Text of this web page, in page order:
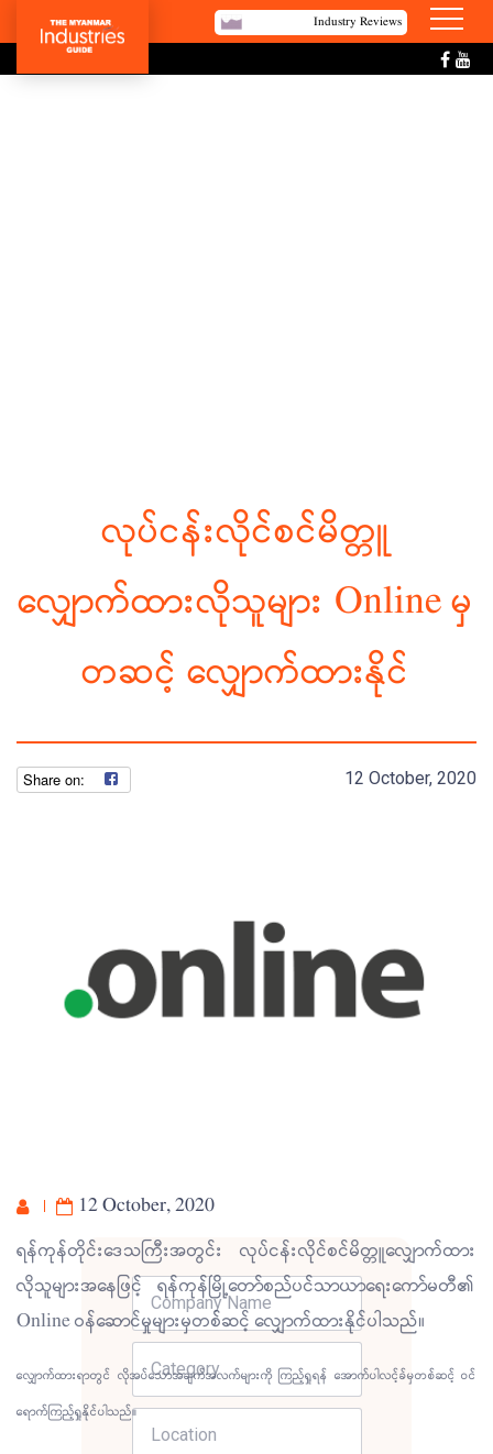
Industry Reviews
လုပ်ငန်းလိုင်စင်မိတ္တူ
လျှောက်ထားလိုသူများ Online မှ
တဆင့် လျှောက်ထားနိုင်
12 October, 2020
12 October, 2020
ရန်ကုန်တိုင်းဒေသကြီးအတွင်း လုပ်ငန်းလိုင်စင်မိတ္တူလျှောက်ထား
လိုသူများအနေဖြင့် ရန်ကုန်မြို့တော်စည်ပင်သာယာရေးကော်မတီ၏
Online ဝန်ဆောင်မှုများမှတစ်ဆင့် လျှောက်ထားနိုင်ပါသည်။
လျှောက်ထားရာတွင် လိုအပ်သောအချက်အလက်များကို ကြည့်ရှုရန် အောက်ပါလင့်ခ်မှတစ်ဆင့် ဝင်
ရောက်ကြည့်ရှုနိုင်ပါသည်။